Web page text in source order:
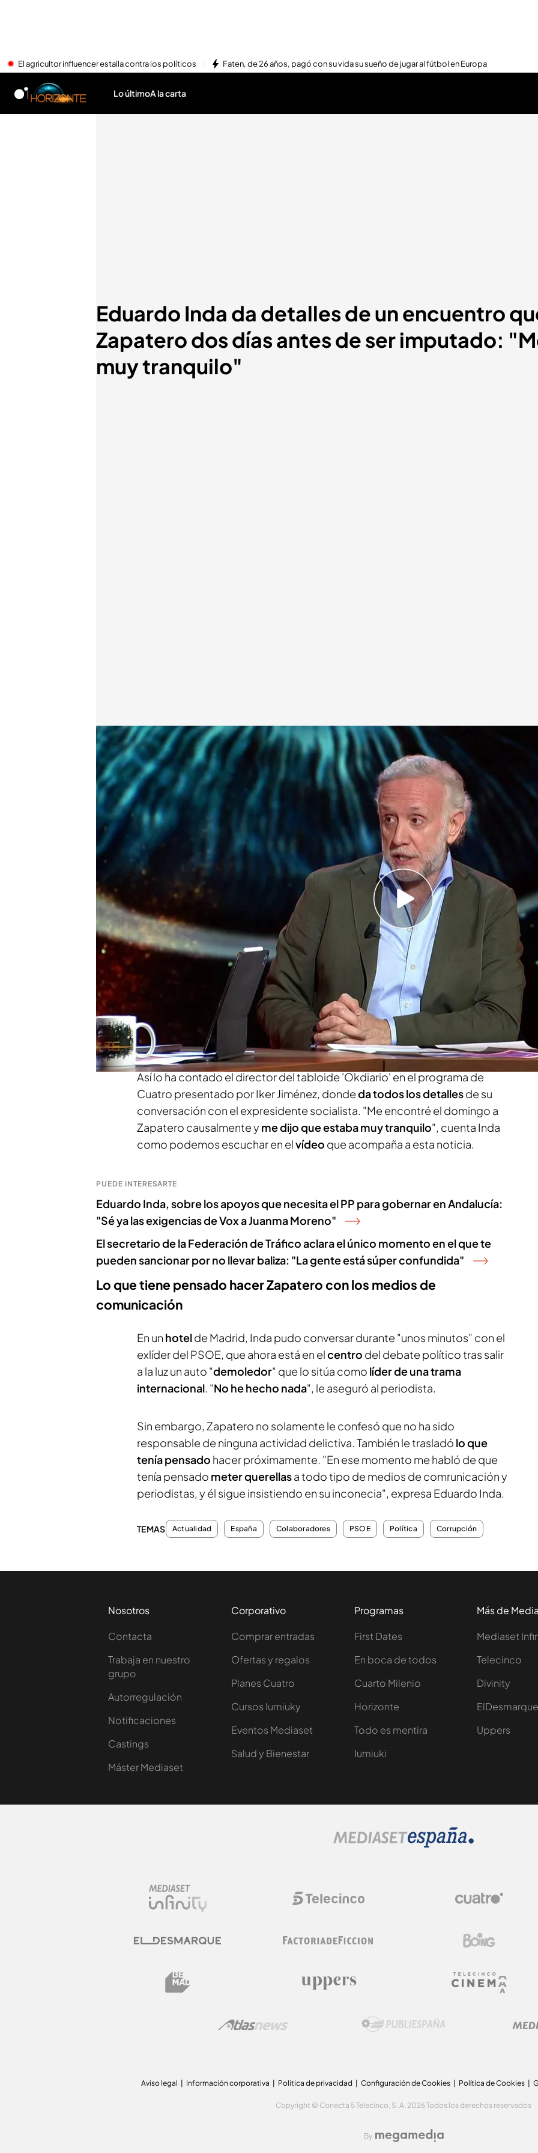
El agricultor influencer estalla contra los políticos Faten, de 26 años, pagó con su vida su sueño de jugar al fútbol en Europa
Lo últimoA la carta
Eduardo Inda da detalles de un encuentro
Zapatero dos días antes de ser imputado:
muy tranquilo"
Eduardo Inda habla en 'Horizonte' sobre un encuentro que tuvo con Zapatero antes de su imputación
Miguel Salazar
Madrid, 19 MAY 2026 - 22:51h.
El periodista desvela lo que le trasladó el expresidente horas antes de
salir a la luz su citación como investigado en la Audiencia Nacional por
el caso 'Plus Ultra'
José María Olmo, el periodista que adelantó la imputación de Zapatero
en el caso 'Plus Ultra': "Ha sido una noche difícil"
'Horizonte' (19/05), en Mediaset Infinity
Compartir
El periodista y colaborador de 'Horizonte'Eduardo Inda pudocharlarcon
José Luis Rodríguez Zapatero
el domingo, tan solodos días antes
de que
se conociese que
ha sido imputado por tres delitos en el caso 'Plus Ultra'.
Así lo ha contado el director del tabloide 'Okdiario' en el programa de
Cuatro presentado por Iker Jiménez, dondeda todos los detallesde su
conversación con el expresidente socialista. "Me encontré el domingo a
Zapatero causalmente y me dijo que estaba muy tranquilo", cuenta Inda
como podemos escuchar en elvídeo que acompaña a esta noticia.
PUEDE INTERESARTE
Eduardo Inda, sobre los apoyos que necesita el PP para gobernar en Andalucía:
"Sé ya las exigencias de Vox a Juanma Moreno"
El secretario de la Federación de Tráfico aclara el único momento en el que te
pueden sancionar por no llevar baliza: "La gente está súper confundida"
Lo que tiene pensado hacer Zapatero con los medios de
comunicación
En un hotelde Madrid, Inda pudo conversar durante "unos minutos" con el
exlíder del PSOE, que ahora está en elcentro del debate político tras salir
a la luz un auto "demoledor" que lo sitúa como líder de una trama
internacional. "No he hecho nada", le aseguró al periodista.
Sin embargo, Zapatero no solamente le confesó que no ha sido
responsable de ninguna actividad delictiva. También le trasladó lo que
tenía pensado hacer próximamente. "En ese momento me habló de que
tenía pensado meter querellasa todo tipo de medios de comrunicación y
periodistas, y él sigue insistiendo en su inconecia", expresa Eduardo Inda.
TEMAS Actualidad España Colaboradores PSOE Política Corrupción
Nosotros
Contacta
Trabaja en nuestro
grupo
Autorregulación
Notificaciones
Castings
Máster Mediaset
Corporativo
Comprar entradas
Ofertas y regalos
Planes Cuatro
Cursos Iumiuky
Eventos Mediaset
Salud y Bienestar
Programas
First Dates
En boca de todos
Cuarto Milenio
Horizonte
Todo es mentira
Iumiuki
Más de
Mediaset
Telecinco
Divinity
ElDesmarque
Uppers
Aviso legal Información corporativa Politica de privacidad Configuración de Cookies Política de Cookies
Copyright © Conecta 5 Telecinco, S. A. 2026 Todos los derechos reservados
By